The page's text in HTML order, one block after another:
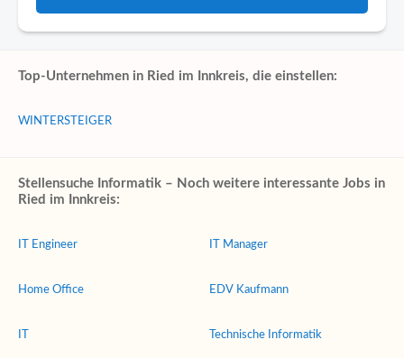
Top-Unternehmen in Ried im Innkreis, die einstellen:
WINTERSTEIGER
Stellensuche Informatik – Noch weitere interessante Jobs in
Ried im Innkreis:
IT Engineer
Home Office
IT Manager
EDV Kaufmann
Technische Informatik